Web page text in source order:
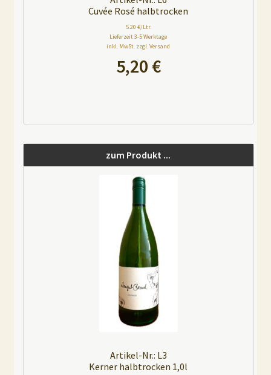
Cuvée Rosé halbtrocken
5.20 €/Ltr.
Lieferzeit 3-5 Werktage
inkl. MwSt. zzgl. Versand
5,20 €
l
e
r
n
t
i
e
Artikel-Nr.: L3
Kerner halbtrocken 1,0l
zum Produkt ...